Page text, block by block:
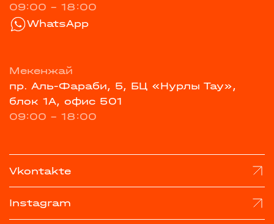
09:00 - 18:00
WhatsApp
Мекенжай
пр. Аль-Фараби, 5, БЦ «Нурлы Тау»,
блок 1А, офис 501
09:00 - 18:00
Vkontakte
Instagram